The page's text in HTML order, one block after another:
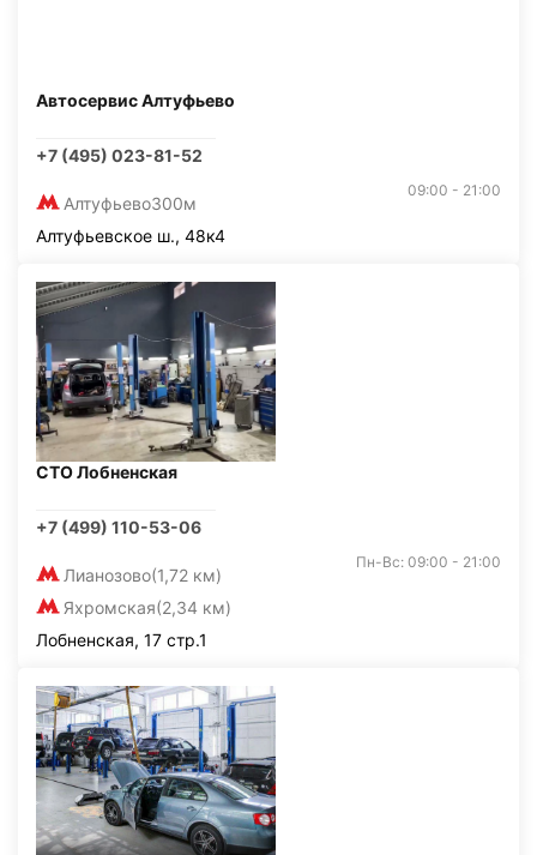
Автосервис Алтуфьево
+7 (495) 023-81-52
Алтуфьево300м
09:00 - 21:00
Алтуфьевское ш., 48к4
СТО Лобненская
+7 (499) 110-53-06
Лианозово(1,72 км)
Яхромская(2,34 км)
Пн-Вс: 09:00 - 21:00
Лобненская, 17 стр.1